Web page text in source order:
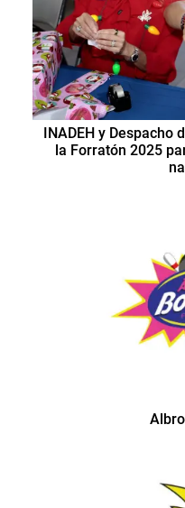
INADEH y Despacho
la Forratón 2025